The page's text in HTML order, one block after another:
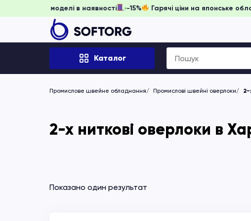
забронювати, доки моделі в наявності -15% Гарячі ціни на
Каталог
Search
for:
Промислове швейне обладнання Промислові швейні оверлоки 2-
2-х ниткові оверлоки в
Показано один результат